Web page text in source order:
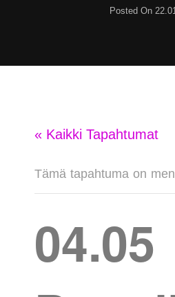
Posted On
« Kaikki Tapahtumat
Tämä tapahtuma on
04.05